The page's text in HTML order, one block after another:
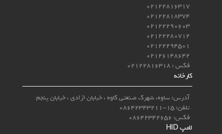
02122816317
02122818374
02122290603
02122280712
02122294501
02126148642
فکس : 02122816318
کارخانه
آدرس: ساوه، شهرک صنعتی کاوه ، خیابان ازادی ، خیابان پنجم
تلفن: 15-08642343211
فکس: 08642342656
لامپ‌ HID